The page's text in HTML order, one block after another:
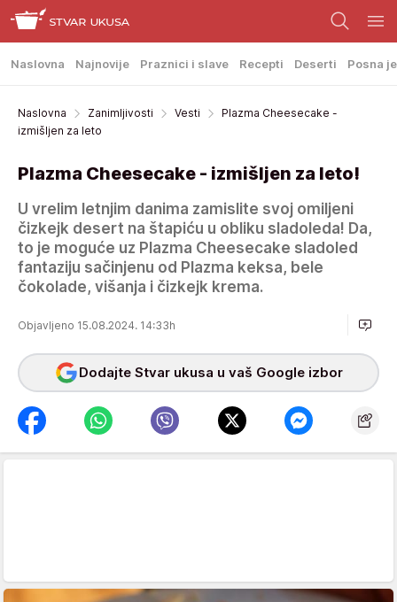
Naslovna Najnovije Praznici i slave Recepti Deserti Posna
Naslovna Zanimljivosti Vesti
Plazma Cheesecake -
izmišljen za leto
Plazma Cheesecake - izmišljen za leto!
U vrelim letnjim danima zamislite svoj omiljeni
čizkejk desert na štapiću u obliku sladoleda! Da,
to je moguće uz Plazma Cheesecake sladoled
fantaziju sačinjenu od Plazma keksa, bele
čokolade, višanja i čizkejk krema.
Objavljeno 15.08.2024. 14:33h
Dodajte Stvar ukusa u vaš Google izbor